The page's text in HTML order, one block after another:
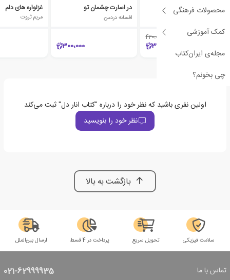
محصولات فرهنگی
کمک آموزشی
مجله‌ی ایران‌کتاب
چی بخونم؟
می شود جان من باشی
زهرا قلی پور
420،000
378،000
در اسارت چشمان تو
افسانه دردمن
300،000
غزلواره های دلم
مریم ثروت
اولین نفری باشید که نظر خود را درباره "کتاب انار دل" ثبت می‌کند
نظر خود را بنویسید
بازگشت به بالا
سلامت فیزیکی تحویل سریع پرداخت در 4 قسط ارسال بین‌الملل
تماس با ما 021-62999935